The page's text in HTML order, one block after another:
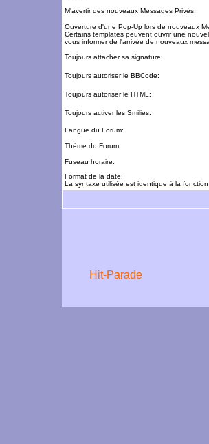
M'avertir des nouveaux Messages Privés:
Ouverture d'une Pop-Up lors de nouveaux
Certains templates peuvent ouvrir une
vous informer de l'arrivée de nouveaux
Toujours attacher sa signature:
Toujours autoriser le BBCode:
Toujours autoriser le HTML:
Toujours activer les Smilies:
Langue du Forum:
Thème du Forum:
Fuseau horaire:
Format de la date:
La syntaxe utilisée est identique à la fonction